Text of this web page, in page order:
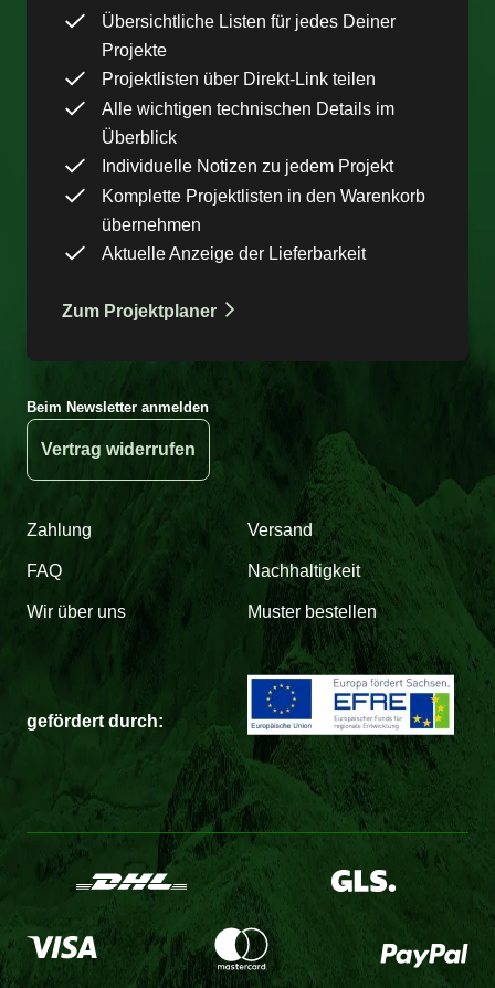
Übersichtliche Listen für jedes Deiner
Projekte
Projektlisten über Direkt-Link teilen
Alle wichtigen technischen Details im
Überblick
Individuelle Notizen zu jedem Projekt
Komplette Projektlisten in den Warenkorb
übernehmen
Aktuelle Anzeige der Lieferbarkeit
Zum Projektplaner
Beim Newsletter anmelden
Vertrag widerrufen
Zahlung Versand
FAQ Nachhaltigkeit
Wir über uns Muster bestellen
gefördert durch: